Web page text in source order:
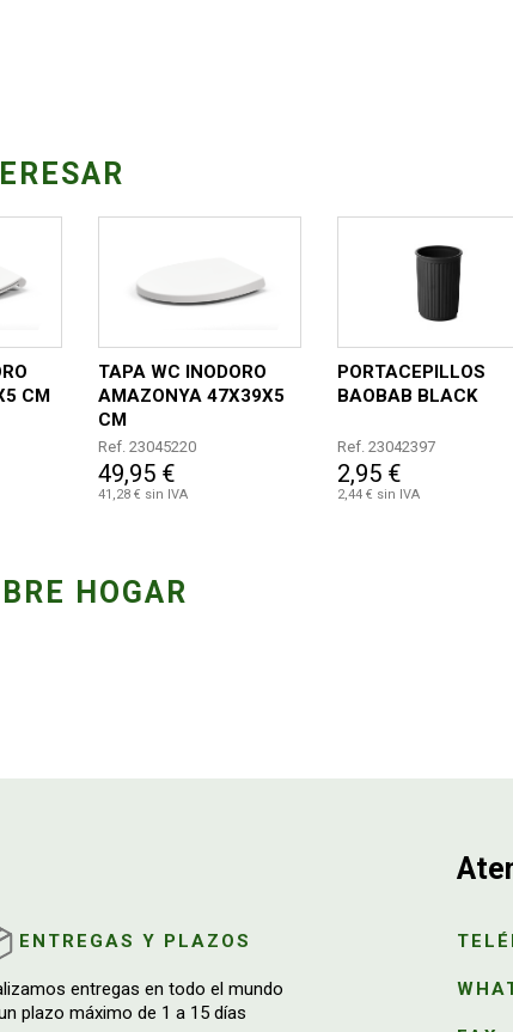
CM
TAPA WC INODORO
AMAZONYA 47X39X5
CM
Ref. 23045220
49,95 €
41,28 € sin IVA
PORTACEPILLOS
BAOBAB BLACK
Ref. 23042397
2,95 €
2,44 € sin IVA
HOGAR
ENTREGAS Y PLAZOS
entregas en todo el mundo
plazo máximo de 1 a 15 días